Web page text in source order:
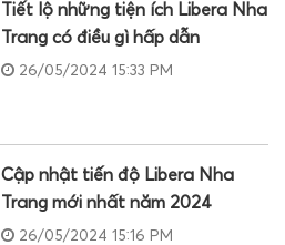
Tiết lộ những tiện ích Libera Nha
Trang có điều gì hấp dẫn
26/05/2024 15:33 PM
Cập nhật tiến độ Libera Nha
Trang mới nhất năm 2024
26/05/2024 15:16 PM